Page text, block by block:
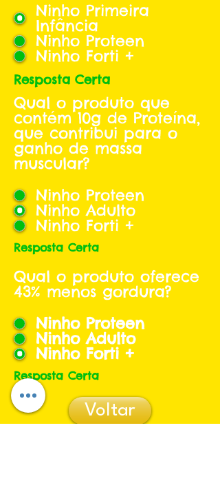
Ninho Primeira
Infância
Ninho Proteen
Ninho Forti +
Resposta Certa
Qual o produto que
contém 10g de Proteína,
que contribui para o
ganho de massa
muscular?
Ninho Proteen
Ninho Adulto
Ninho Forti +
Resposta Certa
Qual o produto oferece
43% menos gordura?
Ninho Proteen
Ninho Adulto
Ninho Forti +
Resposta Certa
Voltar